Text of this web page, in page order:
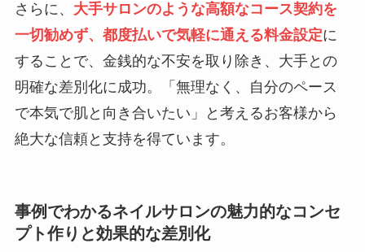
さらに、 大手サロンのような高額なコース契約を
一切勧めず、都度払いで気軽に通える料金設定に
することで、金銭的な不安を取り除き、大手との
明確な差別化に成功。「無理なく、自分のペース
で本気で肌と向き合いたい」と考えるお客様から
絶大な信頼と支持を得ています。
事例でわかるネイルサロンの魅力的なコンセ
プト作りと効果的な差別化